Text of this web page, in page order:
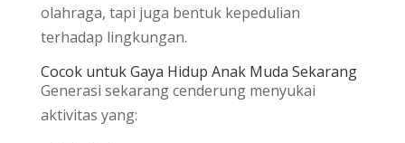
olahraga, tapi juga bentuk kepedulian
terhadap lingkungan.
Cocok untuk Gaya Hidup Anak Muda Sekarang
Generasi sekarang cenderung menyukai
aktivitas yang: